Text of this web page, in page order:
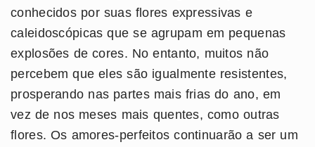
conhecidos por suas flores expressivas e
caleidoscópicas que se agrupam em pequenas
explosões de cores. No entanto, muitos não
percebem que eles são igualmente resistentes,
prosperando nas partes mais frias do ano, em
vez de nos meses mais quentes, como outras
flores. Os amores-perfeitos continuarão a ser um